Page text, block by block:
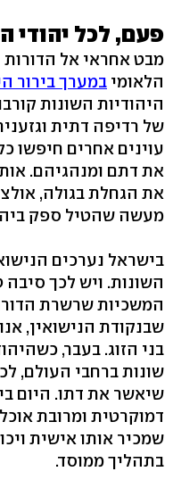
פעם, לכל יהודי
מבט אחראי אל
הלאומי במערך בירור
היהודיות השונות
של רדיפה דתית
עוינים אחרים חיפשו
את דתם ומנהגיהם.
את הגחלת בגולה,
מעשה שהטיל ספק
בישראל נערכים
השונות. ויש לכך
המשכיות שרשרת
שבנקודת הנישואין,
בני הזוג. בעבר,
שונות ברחבי העולם,
שיאשר את דתו. היום
דמוקרטית ומרובת
שמכיר אותו אישית
בתהליך ממוסד.